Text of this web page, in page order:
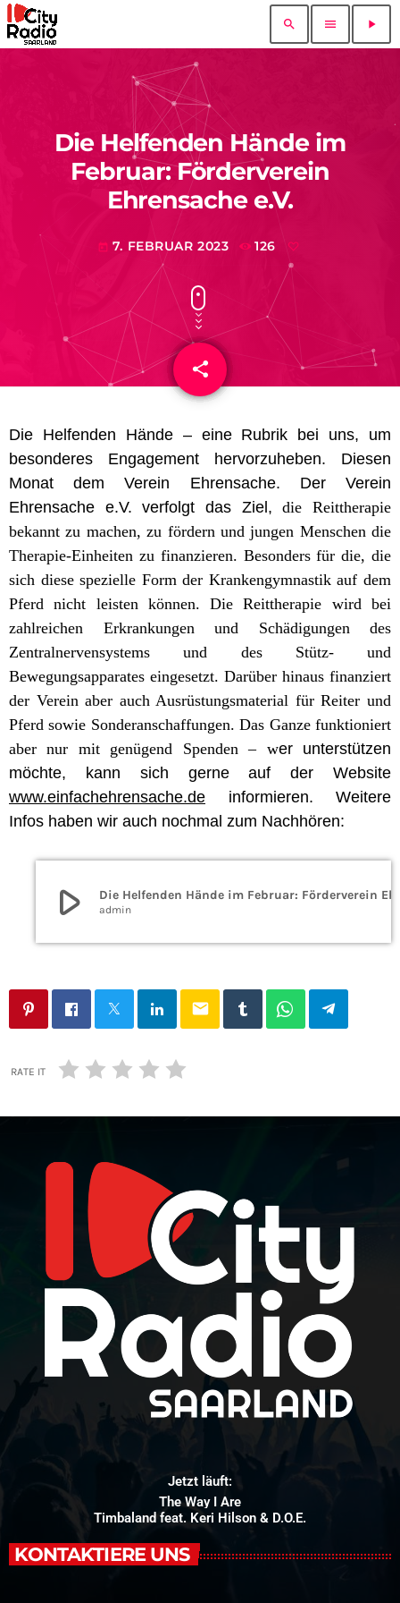
search menu play_arrow
Die Helfenden Hände im
Februar: Förderverein
Ehrensache e.V.
today 7. FEBRUAR 2023 126
share
email
Die Helfenden Hände – eine Rubrik bei uns, um
besonderes Engagement hervorzuheben. Diesen
Monat dem Verein Ehrensache. Der Verein
Ehrensache e.V. verfolgt das Ziel, die Reittherapie
bekannt zu machen, zu fördern und jungen Menschen die
Therapie-Einheiten zu finanzieren. Besonders für die, die
sich diese spezielle Form der Krankengymnastik auf dem
Pferd nicht leisten können. Die Reittherapie wird bei
zahlreichen Erkrankungen und Schädigungen des
Zentralnervensystems und des Stütz- und
Bewegungsapparates eingesetzt. Darüber hinaus finanziert
der Verein aber auch Ausrüstungsmaterial für Reiter und
Pferd sowie Sonderanschaffungen. Das Ganze funktioniert
aber nur mit genügend Spenden – wer unterstützen
möchte, kann sich gerne auf der Website
www.einfachehrensache.de informieren. Weitere
Infos haben wir auch nochmal zum Nachhören:
play_arrow admin
email
RATE IT
Jetzt läuft:
The Way I Are
Timbaland feat. Keri Hilson & D.O.E.
KONTAKTIERE UNS